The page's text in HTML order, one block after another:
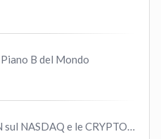
B del Mondo
COINBASE COIN sul NASDAQ e le CRYPTO volano!